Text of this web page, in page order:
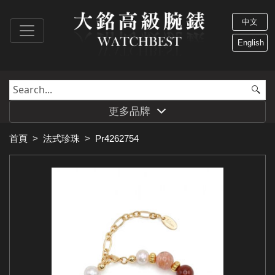
中文
English
更多品牌
首頁 > 法式珍珠 > Pr4262754